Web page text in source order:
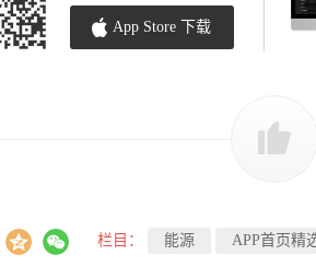
App Store 下载
栏目： 能源 APP首页精